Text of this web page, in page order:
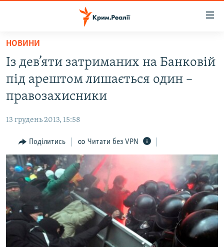
Перейти
основного
матеріалу
до
основної
навігації
Перейти
до
пошуку
НОВИНИ
ВОДА.КРИМ
ВІДЕО ТА ФОТО
БЛОГИ
ПОГЛЯД
ІНТЕРВ'Ю
ВСЕ ЗА ДЕНЬ
СПЕЦПРОЕКТИ
ДЕПОРТАЦІЯ
ВІДЕОУРОКИ «ELIFBE»
ЯК ОБІЙТИ БЛОКУВАННЯ
Русский
НОВИНИ
Із дев’яти затриманих на Банковій
під арештом лишається один –
правозахисники
13 грудень 2013, 15:58
Поділитись Читати без VPN